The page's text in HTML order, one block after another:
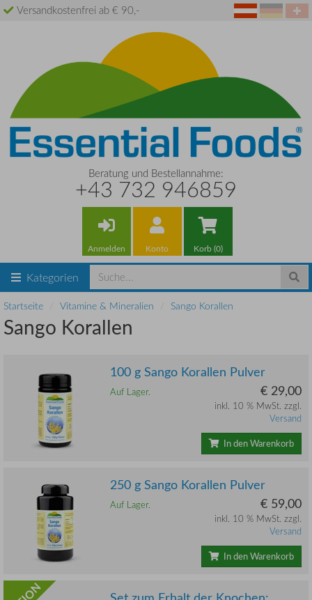
Versandkostenfrei ab € 90,-
Beratung und Bestellannahme:
+43 732 946859
Anmelden Konto Korb (0)
Kategorien
Startseite Vitamine & Mineralien Sango Korallen
Sango Korallen
100 g Sango Korallen Pulver
Auf Lager. € 29,00
inkl. 10 % MwSt. zzgl.
Versand
In den Warenkorb
250 g Sango Korallen Pulver
Auf Lager. € 59,00
inkl. 10 % MwSt. zzgl.
Versand
In den Warenkorb